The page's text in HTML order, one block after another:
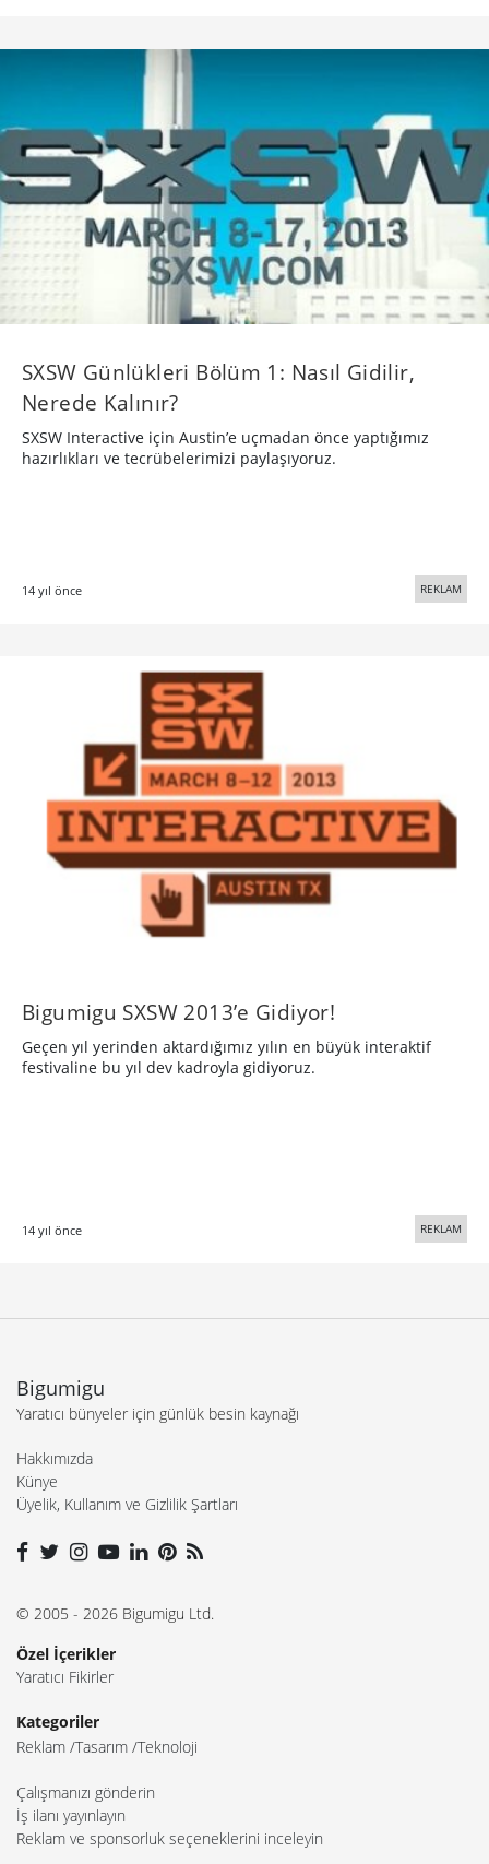
SXSW Günlükleri Bölüm 1: Nasıl Gidilir,
Nerede Kalınır?
SXSW Interactive için Austin’e uçmadan önce yaptığımız
hazırlıkları ve tecrübelerimizi paylaşıyoruz.
14 yıl önce REKLAM
Bigumigu SXSW 2013’e Gidiyor!
Geçen yıl yerinden aktardığımız yılın en büyük interaktif
festivaline bu yıl dev kadroyla gidiyoruz.
14 yıl önce REKLAM
Bigumigu
Yaratıcı bünyeler için günlük besin kaynağı
Hakkımızda
Künye
Üyelik, Kullanım ve Gizlilik Şartları
© 2005 - 2026 Bigumigu Ltd.
Özel İçerikler
Yaratıcı Fikirler
Kategoriler
Reklam Tasarım Teknoloji
Çalışmanızı gönderin
İş ilanı yayınlayın
Reklam ve sponsorluk seçeneklerini inceleyin